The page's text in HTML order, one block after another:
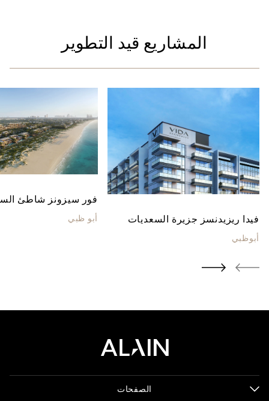
المشاريع قيد التطوير
فيدا ريزيدنسز جزيرة السعديات
أبوظبي
فور سيزونز شاطئ
أبو ظبي
الصفحات